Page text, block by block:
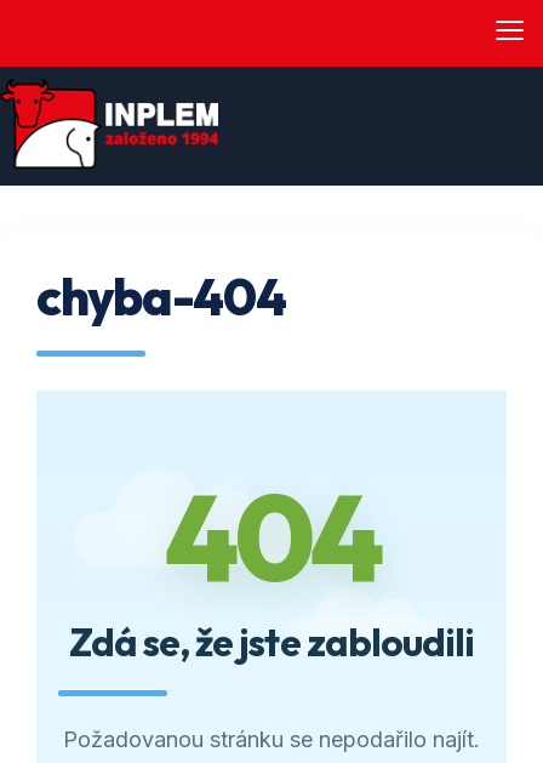
chyba-404
404
Zdá se, že jste zabloudili
Požadovanou stránku se nepodařilo najít.
≡